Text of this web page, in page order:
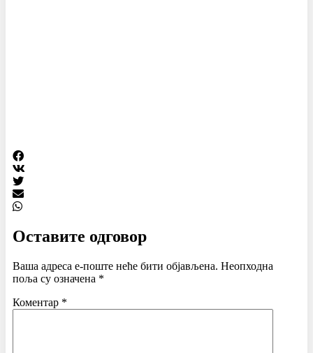
Оставите одговор
Ваша адреса е-поште неће бити објављена. Неопходна
поља су означена *
Коментар *